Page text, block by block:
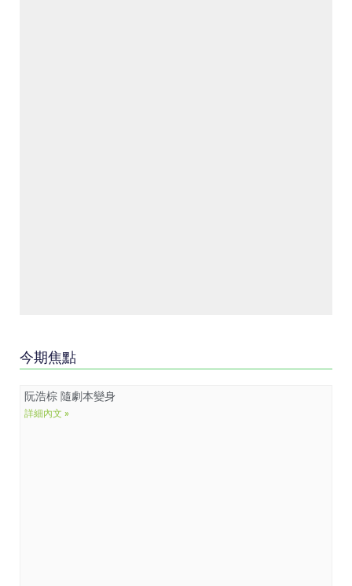
今期焦點
阮浩棕 隨劇本變身
詳細內文 »